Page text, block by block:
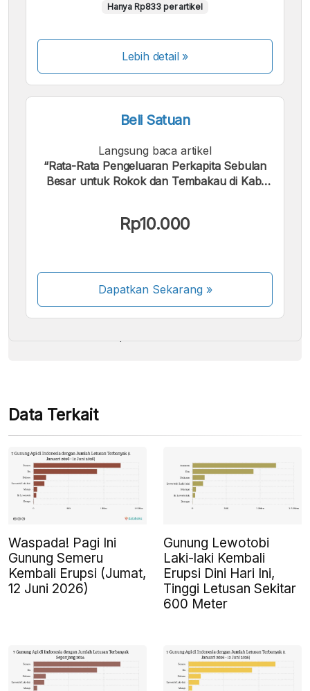
Hanya Rp833 per artikel
Lebih detail »
Beli Satuan
Langsung baca artikel
“Rata-Rata Pengeluaran Perkapita Sebulan
Besar untuk Rokok dan Tembakau di Kab.
Rp10.000
Dapatkan Sekarang»
Kami menerima pembayaran berikut:
Beberapa metode pembayaran masih dalam
Data Terkait
Waspada! Pagi Ini
Gunung Semeru
Kembali Erupsi (Jumat,
12 Juni 2026)
Gunung Lewotobi
Laki-laki Kembali
Erupsi Dini Hari Ini,
Tinggi Letusan Sekitar
600 Meter